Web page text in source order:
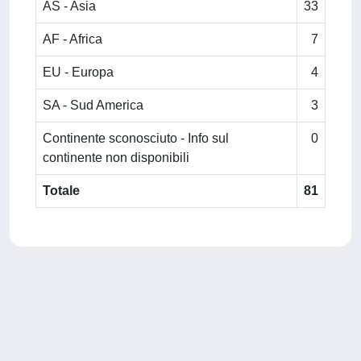
AS - Asia 33
AF - Africa 7
EU - Europa 4
SA - Sud America 3
Continente sconosciuto - Info sul
continente non disponibili
0
Totale 81